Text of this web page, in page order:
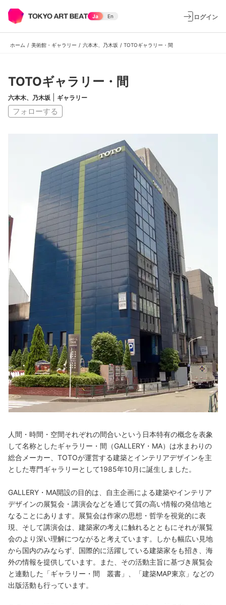
Ja En ログイン
ホーム / 美術館・ギャラリー / 六本木、乃木坂 / TOTOギャラリー・間
TOTOギャラリー・間
六本木、乃木坂 ギャラリー
フォローする
人間・時間・空間それぞれの間合いという日本特有の概念を表象
して名称としたギャラリー・間（GALLERY・MA）は水まわりの
総合メーカー、TOTOが運営する建築とインテリアデザインを主
とした専門ギャラリーとして1985年10月に誕生しました。
GALLERY・MA開設の目的は、自主企画による建築やインテリア
デザインの展覧会・講演会などを通じて質の高い情報の発信地と
なることにあります。展覧会は作家の思想・哲学を視覚的に表
現、そして講演会は、建築家の考えに触れるとともにそれが展覧
会のより深い理解につながると考えています。しかも幅広い見地
から国内のみならず、国際的に活躍している建築家をも招き、海
外の情報を提供しています。また、その活動主旨に基づき展覧会
と連動した「ギャラリー・間 叢書」、「建築MAP東京」などの
出版活動も行っています。